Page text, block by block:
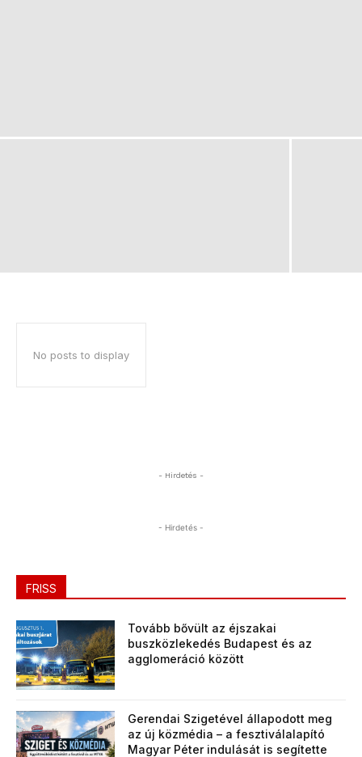
No posts to display
- Hirdetés -
- Hirdetés -
FRISS
Tovább bővült az éjszakai
buszközlekedés Budapest és az
agglomeráció között
Gerendai Szigetével állapodott meg
az új közmédia – a fesztiválalapító
Magyar Péter indulását is segítette